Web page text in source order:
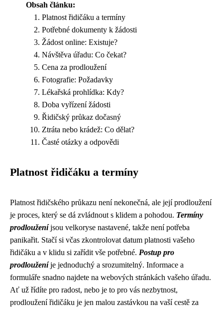
Obsah článku:
Platnost řidičáku a termíny
Potřebné dokumenty k žádosti
Žádost online: Existuje?
Návštěva úřadu: Co čekat?
Cena za prodloužení
Fotografie: Požadavky
Lékařská prohlídka: Kdy?
Doba vyřízení žádosti
Řidičský průkaz dočasný
Ztráta nebo krádež: Co dělat?
Časté otázky a odpovědi
Platnost řidičáku a termíny
Platnost řidičského průkazu není nekonečná, ale její prodloužení
je proces, který se dá zvládnout s klidem a pohodou. Termíny
prodlouženíjsou velkoryse nastavené, takže není potřeba
panikařit. Stačí si včas zkontrolovat datum platnosti vašeho
řidičáku a v klidu si zařídit vše potřebné. Postup pro
prodlouženíje jednoduchý a srozumitelný. Informace a
formuláře snadno najdete na webových stránkách vašeho úřadu.
Ať už řídíte pro radost, nebo je to pro vás nezbytnost,
prodloužení řidičáku je jen malou zastávkou na vaší cestě za